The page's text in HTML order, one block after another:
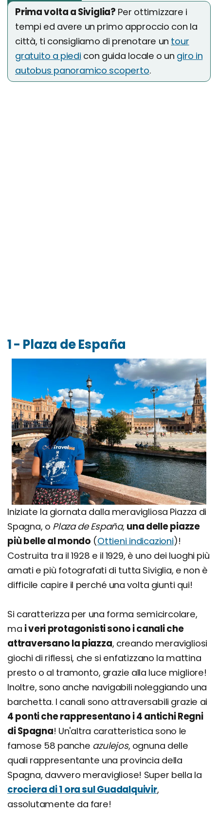
Prima volta a Siviglia? Per ottimizzare i
tempi ed avere un primo approccio con la
città, ti consigliamo di prenotare un tour
gratuito a piedi con guida locale o un giro in
autobus panoramico scoperto.
1 - Plaza de España
Iniziate la giornata dalla meravigliosa Piazza di
Spagna, o Plaza de España, una delle piazze
più belle al mondo (Ottieni indicazioni)!
Costruita tra il 1928 e il 1929, è uno dei luoghi più
amati e più fotografati di tutta Siviglia, e non è
difficile capire il perché una volta giunti qui!
Si caratterizza per una forma semicircolare,
ma i veri protagonisti sono i canali che
attraversano la piazza, creando meravigliosi
giochi di riflessi, che si enfatizzano la mattina
presto o al tramonto, grazie alla luce migliore!
Inoltre, sono anche navigabili noleggiando una
barchetta. I canali sono attraversabili grazie ai
4 ponti che rappresentano i 4 antichi Regni
di Spagna! Un'altra caratteristica sono le
famose 58 panche azulejos, ognuna delle
quali rappresentante una provincia della
Spagna, davvero meravigliose! Super bella la
crociera di 1 ora sul Guadalquivir,
assolutamente da fare!